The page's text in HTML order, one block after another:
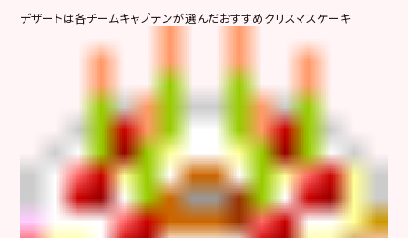
デザートは各チームキャプテンが選んだおすすめクリスマスケーキ